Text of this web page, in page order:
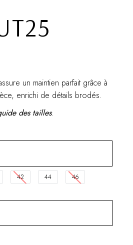
un maintien parfait grâce à
enrichi de détails brodés.
des tailles.
42 44 46